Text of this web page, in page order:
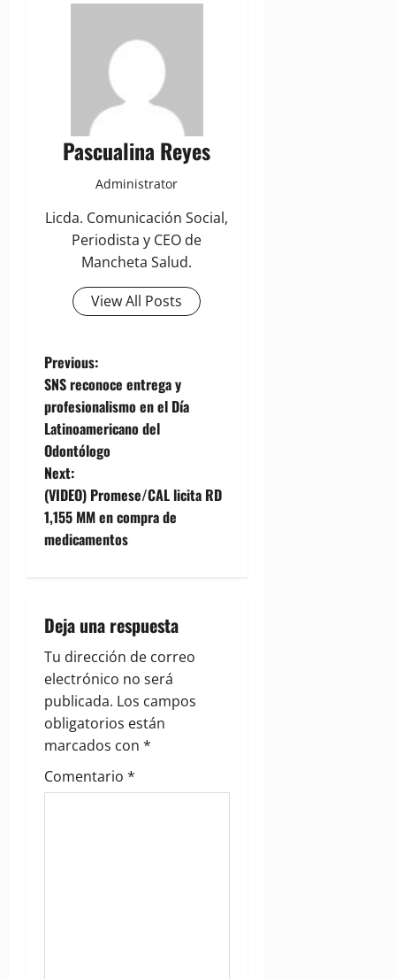
Pascualina Reyes
Administrator
Licda. Comunicación Social,
Periodista y CEO de
Mancheta Salud.
View All Posts
P
o
s
t
n
a
i
g
a
t
i
Previous:
SNS reconoce entrega y
profesionalismo en el Día
Latinoamericano del
Odontólogo
Next:
(VIDEO) Promese/CAL licita RD
1,155 MM en compra de
medicamentos
Deja una respuesta
Tu dirección de correo
electrónico no será
publicada. Los campos
obligatorios están
marcados con *
Comentario *